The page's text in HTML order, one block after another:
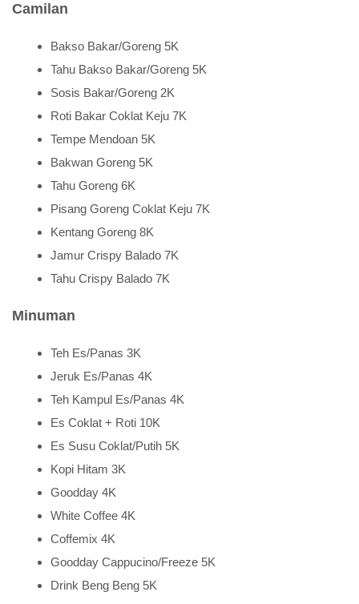
Camilan
Bakso Bakar/Goreng 5K
Tahu Bakso Bakar/Goreng 5K
Sosis Bakar/Goreng 2K
Roti Bakar Coklat Keju 7K
Tempe Mendoan 5K
Bakwan Goreng 5K
Tahu Goreng 6K
Pisang Goreng Coklat Keju 7K
Kentang Goreng 8K
Jamur Crispy Balado 7K
Tahu Crispy Balado 7K
Minuman
Teh Es/Panas 3K
Jeruk Es/Panas 4K
Teh Kampul Es/Panas 4K
Es Coklat + Roti 10K
Es Susu Coklat/Putih 5K
Kopi Hitam 3K
Goodday 4K
White Coffee 4K
Coffemix 4K
Goodday Cappucino/Freeze 5K
Drink Beng Beng 5K